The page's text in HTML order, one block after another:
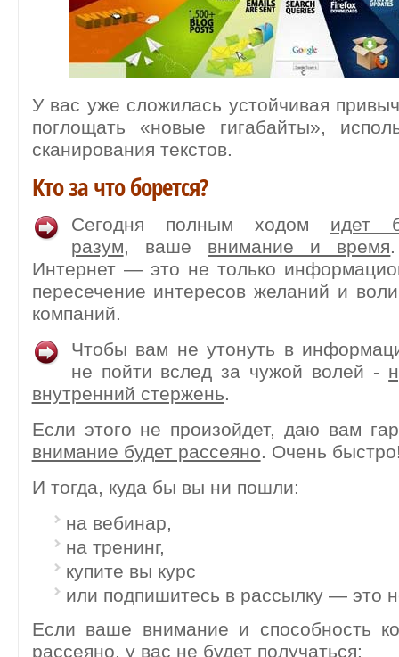
У вас уже сложилась устойчивая
поглощать «новые гигабайты»,
сканирования текстов.
Кто за что борется?
Сегодня полным ходом идет
разум, ваше внимание и время
Интернет — это не только
пересечение интересов желаний и
компаний.
Чтобы вам не утонуть в
не пойти вслед за чужой волей -
внутренний стержень.
Если этого не произойдет, даю вам
внимание будет рассеяно. Очень
И тогда, куда бы вы ни пошли:
на вебинар,
на тренинг,
купите вы курс
или подпишитесь в рассылку — это
Если ваше внимание и способность
рассеяно, у вас не будет получаться: